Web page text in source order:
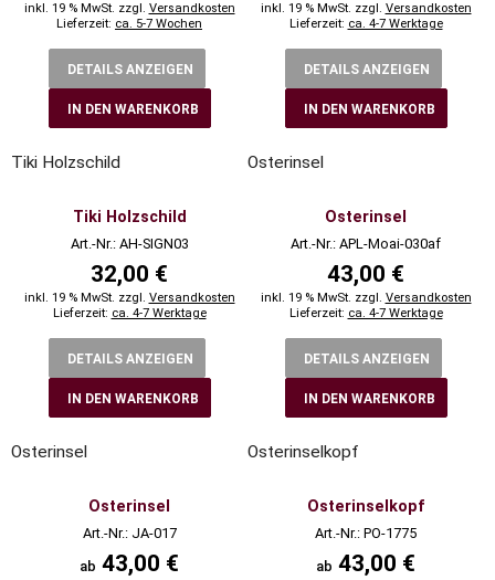
inkl. 19 % MwSt. zzgl. Versandkosten
Lieferzeit: ca. 5-7 Wochen
DETAILS ANZEIGEN
IN DEN WARENKORB
inkl. 19 % MwSt. zzgl. Versandkosten
Lieferzeit: ca. 4-7 Werktage
DETAILS ANZEIGEN
IN DEN WARENKORB
Tiki Holzschild
Tiki Holzschild
Art.-Nr.: AH-SIGN03
32,00 €
inkl. 19 % MwSt. zzgl. Versandkosten
Lieferzeit: ca. 4-7 Werktage
DETAILS ANZEIGEN
IN DEN WARENKORB
Osterinsel
Osterinsel
Art.-Nr.: APL-Moai-030af
43,00 €
inkl. 19 % MwSt. zzgl. Versandkosten
Lieferzeit: ca. 4-7 Werktage
DETAILS ANZEIGEN
IN DEN WARENKORB
Osterinsel
Osterinsel
Art.-Nr.: JA-017
ab 43,00 €
Osterinselkopf
Osterinselkopf
Art.-Nr.: PO-1775
ab 43,00 €